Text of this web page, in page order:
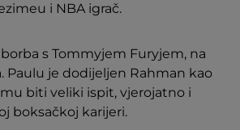
i NBA igrač.
s Tommyjem Furyjem, na
Paulu je dodijeljen Rahman kao
biti veliki ispit, vjerojatno i
boksačkoj karijeri.